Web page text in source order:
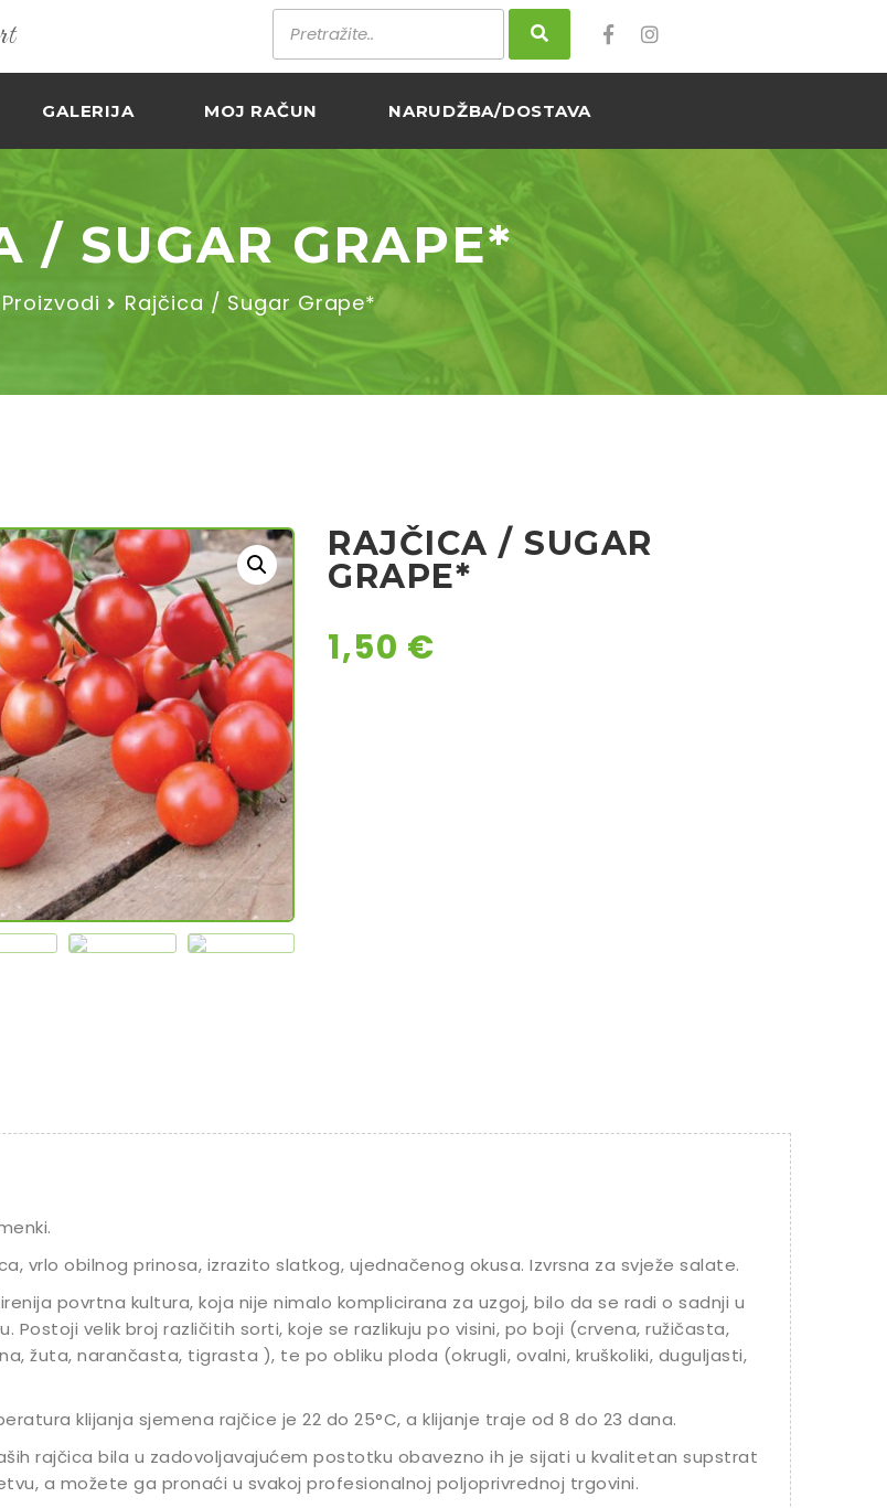
GALERIJA MOJ RAČUN NARUDŽBA/DOSTAVA
/ SUGAR GRAPE*
Proizvodi Rajčica / Sugar Grape*
RAJČICA / SUGAR
GRAPE*
1,50 €
vrlo obilnog prinosa, izrazito slatkog, ujednačenog okusa. Izvrsna za svježe salate.
povrtna kultura, koja nije nimalo komplicirana za uzgoj, bilo da se radi o sadnji u
Postoji velik broj različitih sorti, koje se razlikuju po visini, po boji (crvena, ružičasta,
žuta, narančasta, tigrasta ), te po obliku ploda (okrugli, ovalni, kruškoliki, duguljasti,
klijanja sjemena rajčice je 22 do 25°C, a klijanje traje od 8 do 23 dana.
rajčica bila u zadovoljavajućem postotku obavezno ih je sijati u kvalitetan supstrat
a možete ga pronaći u svakoj profesionalnoj poljoprivrednoj trgovini.